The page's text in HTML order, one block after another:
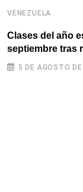
VENEZUELA
Clases del año
septiembre tras
5 DE AGOSTO